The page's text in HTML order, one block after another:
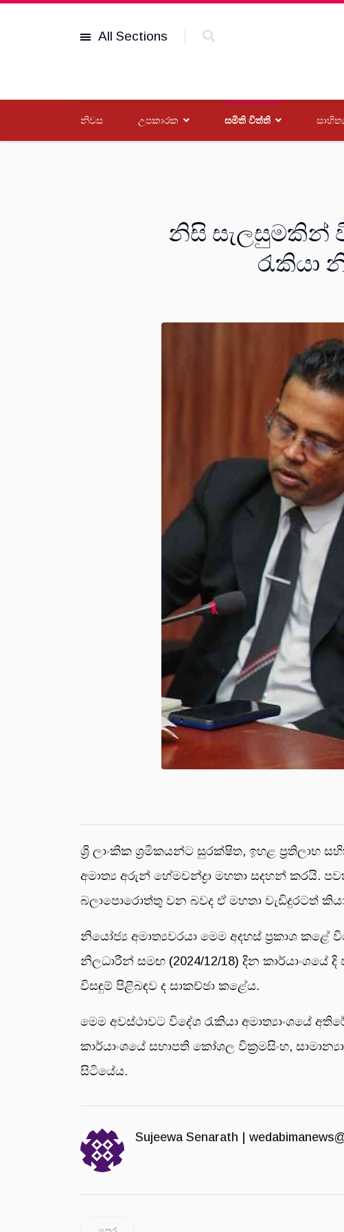
All Sections
නිවස උපකාරක සමිති විත්ති
නිසි සැලසුමකින්
රැකියා
ශ්‍රි ලාංකික ශ්‍රමිකයන්ට සුරක්ෂිත, ඉහළ ප්‍රතිලාභ
අමාත්‍ය අරුන් හේමචන්ද්‍රා මහතා සදහන් කරයි.
බලාපොරොත්තු වන බවද ඒ මහතා වැඩිදුරටත්
නියෝජ්‍ය අමාත්‍යවරයා මෙම අදහස් ප්‍රකාශ කළේ
නිලධාරීන් සමඟ (2024/12/18) දින කාර්යාංශයේ
විසඳුම් පිළිබඳව ද සාකච්ඡා කළේය.
මෙම අවස්ථාවට විදේශ රැකියා අමාත්‍යාංශයේ
කාර්යාංශයේ සභාපති කෝශල වික්‍රමසිංහ,
සිටියේය.
Sujeewa Senarath |